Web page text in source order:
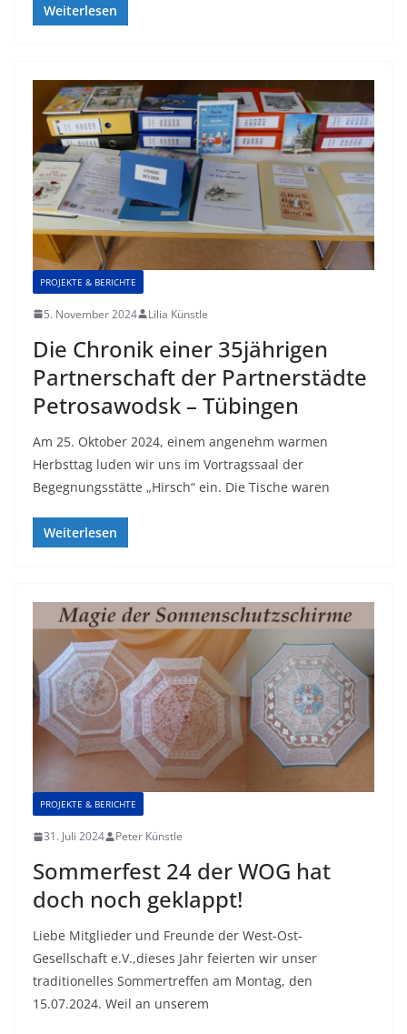
Weiterlesen
PROJEKTE & BERICHTE
5. November 2024 Lilia Künstle
Die Chronik einer 35jährigen
Partnerschaft der Partnerstädte
Petrosawodsk – Tübingen
Am 25. Oktober 2024, einem angenehm warmen
Herbsttag luden wir uns im Vortragssaal der
Begegnungsstätte „Hirsch“ ein. Die Tische waren
Weiterlesen
PROJEKTE & BERICHTE
31. Juli 2024 Peter Künstle
Sommerfest 24 der WOG hat
doch noch geklappt!
Liebe Mitglieder und Freunde der West-Ost-
Gesellschaft e.V.,dieses Jahr feierten wir unser
traditionelles Sommertreffen am Montag, den
15.07.2024. Weil an unserem